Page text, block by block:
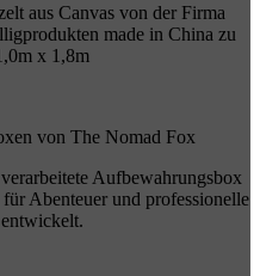
aus Canvas von der Firma
made in China zu
x 1,8m
von The Nomad Fox
Aufbewahrungsbox
Abenteuer und professionelle